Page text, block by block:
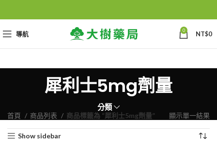
導航 0 NT$0
犀利士5mg劑量
分類
首頁 商品列表 商品標籤為 “犀利士5mg劑量” 顯示單一結果
Show sidebar